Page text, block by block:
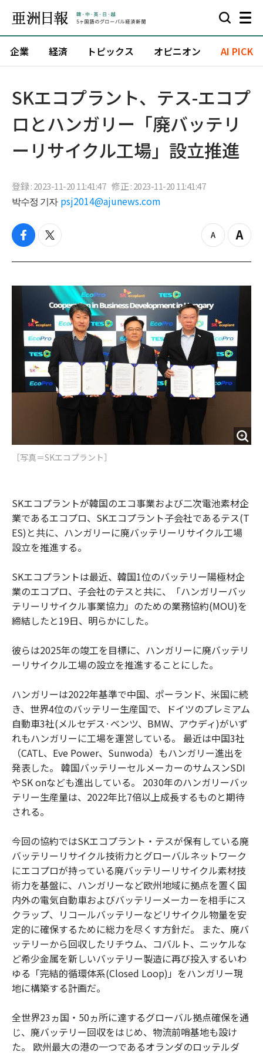
企業 経済 トピックス オピニオン AI PICK
SKエコプラント、テス-エコプ
ロとハンガリー「廃バッテリ
ーリサイクル工場」設立推進
登録 : 2023-11-20 11:41:47 修正 : 2023-11-20 11:41:47
박수정 기자 psj2014@ajunews.com
f
c
b
t
i
t
e
r
z
o
o
t
Z
o
i
［写真＝SKエコプラント］
SKエコプラントが韓国のエコ事業および二次電池素材企
業であるエコプロ、SKエコプラント子会社であるテス(T
ES)と共に、ハンガリーに廃バッテリーリサイクル工場
設立を推進する。
SKエコプラントは最近、韓国1位のバッテリー陽極材企
業のエコプロ、子会社のテスと共に、「ハンガリーバッ
テリーリサイクル事業協力」のための業務協約(MOU)を
締結したと19日、明らかにした。
彼らは2025年の竣工を目標に、ハンガリーに廃バッテリ
ーリサイクル工場の設立を推進することにした。
ハンガリーは2022年基準で中国、ポーランド、米国に続
き、世界4位のバッテリー生産国で、ドイツのプレミアム
自動車3社(メルセデス·ベンツ、BMW、アウディ)がいず
れもハンガリーに工場を運営している。 最近は中国3社
（CATL、Eve Power、Sunwoda）もハンガリー進出を
発表した。 韓国バッテリーセルメーカーのサムスンSDI
やSK onなども進出している。 2030年のハンガリーバッ
テリー生産量は、2022年比7倍以上成長するものと期待
される。
今回の協約ではSKエコプラント・テスが保有している廃
バッテリーリサイクル技術力とグローバルネットワーク
にエコプロが持っている廃バッテリーリサイクル素材技
術力を基盤に、ハンガリーなど欧州地域に拠点を置く国
内外の電気自動車およびバッテリーメーカーを相手にス
クラップ、リコールバッテリーなどリサイクル物量を安
定的に確保するために総力を尽くす方針だ。 また、廃バ
ッテリーから回収したリチウム、コバルト、ニッケルな
ど希少金属を新しいバッテリー製造に再び投入するいわ
ゆる「完結的循環体系(Closed Loop)」をハンガリー現
地に構築する計画だ。
全世界23ヵ国・50ヵ所に達するグローバル拠点確保を通
じ、廃バッテリー回収をはじめ、物流前哨基地も設け
た。 欧州最大の港の一つであるオランダのロッテルダ